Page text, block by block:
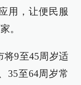
用，让便民服
。
将9至45周岁适
35至64周岁常